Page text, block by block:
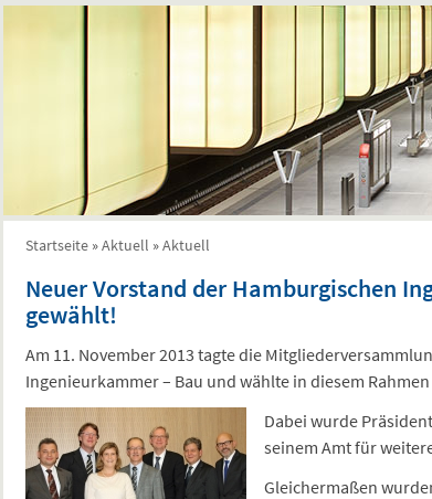
Startseite »Aktuell »Aktuell
Neuer Vorstand der Hamburgischen
gewählt!
Am 11. November 2013 tagte die
Ingenieurkammer – Bau und wählte in diesem
Dabei wurde
seinem Amt für
Gleichermaßen